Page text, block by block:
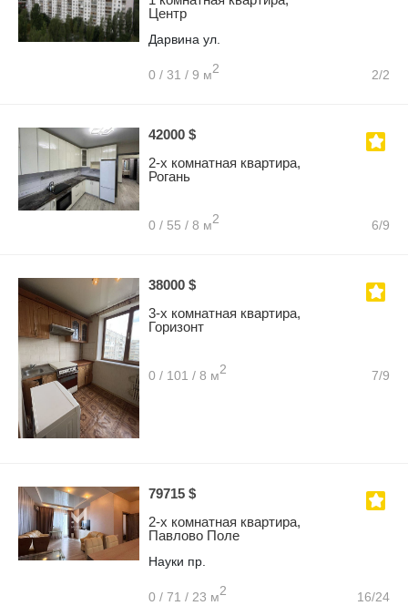
Центр
Дарвина ул.
0 / 31 / 9 м2 2/2
42000 $
2-х комнатная квартира,
Рогань
0 / 55 / 8 м2 6/9
38000 $
3-х комнатная квартира,
Горизонт
0 / 101 / 8 м2 7/9
79715 $
2-х комнатная квартира,
Павлово Поле
Науки пр.
0 / 71 / 23 м2 16/24